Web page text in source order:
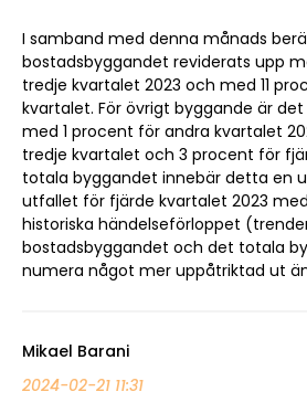
I samband med denna månads
bostadsbyggandet reviderats upp
tredje kvartalet 2023 och med 11
kvartalet. För övrigt byggande är
med 1 procent för andra kvartalet
tredje kvartalet och 3 procent för
totala byggandet innebär detta en
utfallet för fjärde kvartalet 2023
historiska händelseförloppet
bostadsbyggandet och det totala
numera något mer uppåtriktad ut
Mikael Barani
2024-02-21 11:31